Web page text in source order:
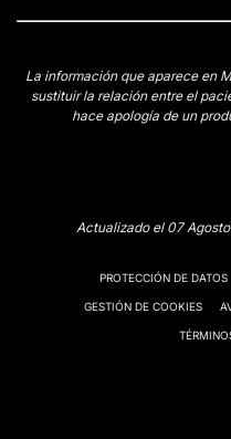
La información que aparece en
sustituir la relación entre el
hace apología de un
Actualizado el 07
PROTECCIÓN DE DATOS
GESTIÓN DE COOKIES